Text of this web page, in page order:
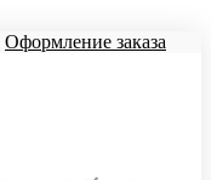
Оформление заказа